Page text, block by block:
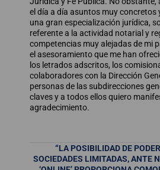
el día a día asuntos muy concretos
una gran especialización jurídica,
referente a la actividad notarial y
competencias muy alejadas de mi
el asesoramiento que me han
los letrados adscritos, los
colaboradores con la Dirección
personas de las subdirecciones
claves y a todos ellos quiero
agradecimiento.
“LA POSIBILIDAD DE
SOCIEDADES LIMITADAS, ANTE